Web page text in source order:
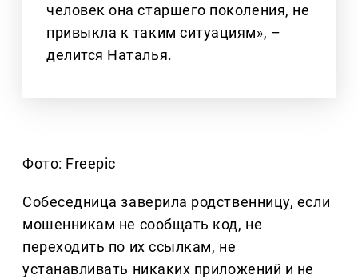
человек она старшего поколения, не
привыкла к таким ситуациям», –
делится Наталья.
Фото: Freepic
Собеседница заверила родственницу, если
мошенникам не сообщать код, не
переходить по их ссылкам, не
устанавливать никаких приложений и не